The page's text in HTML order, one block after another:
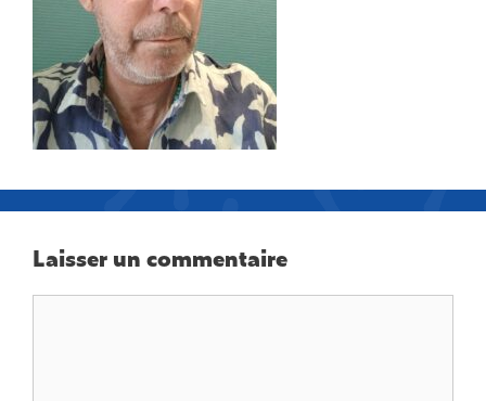
Laisser un commentaire